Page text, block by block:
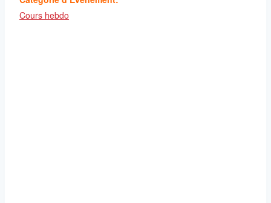
Cours hebdo